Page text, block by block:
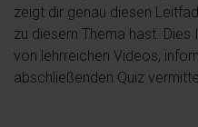
zeigt dir genau diesen
zu diesem Thema hast.
von lehrreichen Videos,
abschließenden Quiz